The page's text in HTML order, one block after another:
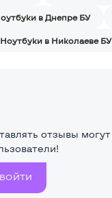
в Днепре БУ
Ноутбуки в Николаеве БУ
отзывы
ВОЙТИ